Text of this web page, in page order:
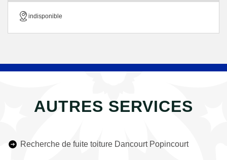
indisponible
AUTRES SERVICES
Recherche de fuite toiture Dancourt Popincourt